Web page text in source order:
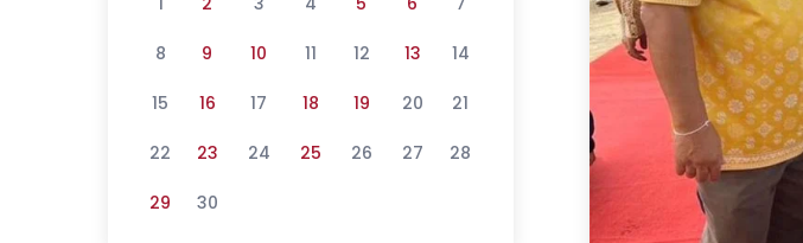
8 9 10 11 12 13 14
15 16 17 18 19 20 21
22 23 24 25 26 27 28
29 30